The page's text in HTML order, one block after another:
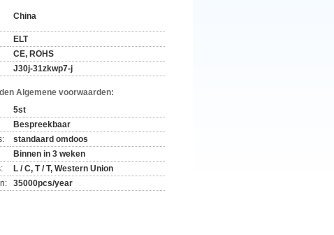
China
ELT
CE, ROHS
J30j-31zkwp7-j
Algemene voorwaarden:
5st
Bespreekbaar
standaard omdoos
Binnen in 3 weken
L / C, T / T, Western Union
35000pcs/year